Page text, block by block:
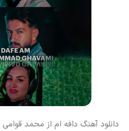
دانلود آهنگ دافه ام از محمد قوامی